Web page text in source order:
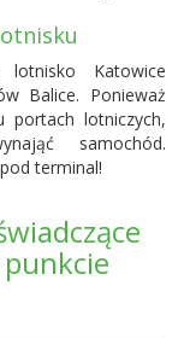
lotnisko Katowice
Balice. Ponieważ
portach lotniczych,
samochód.
terminal!